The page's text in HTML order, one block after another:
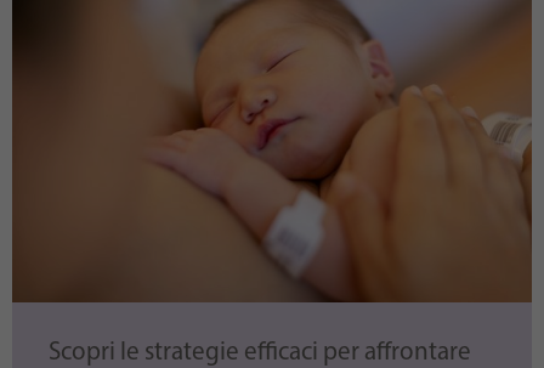
Scopri le strategie efficaci per affrontare